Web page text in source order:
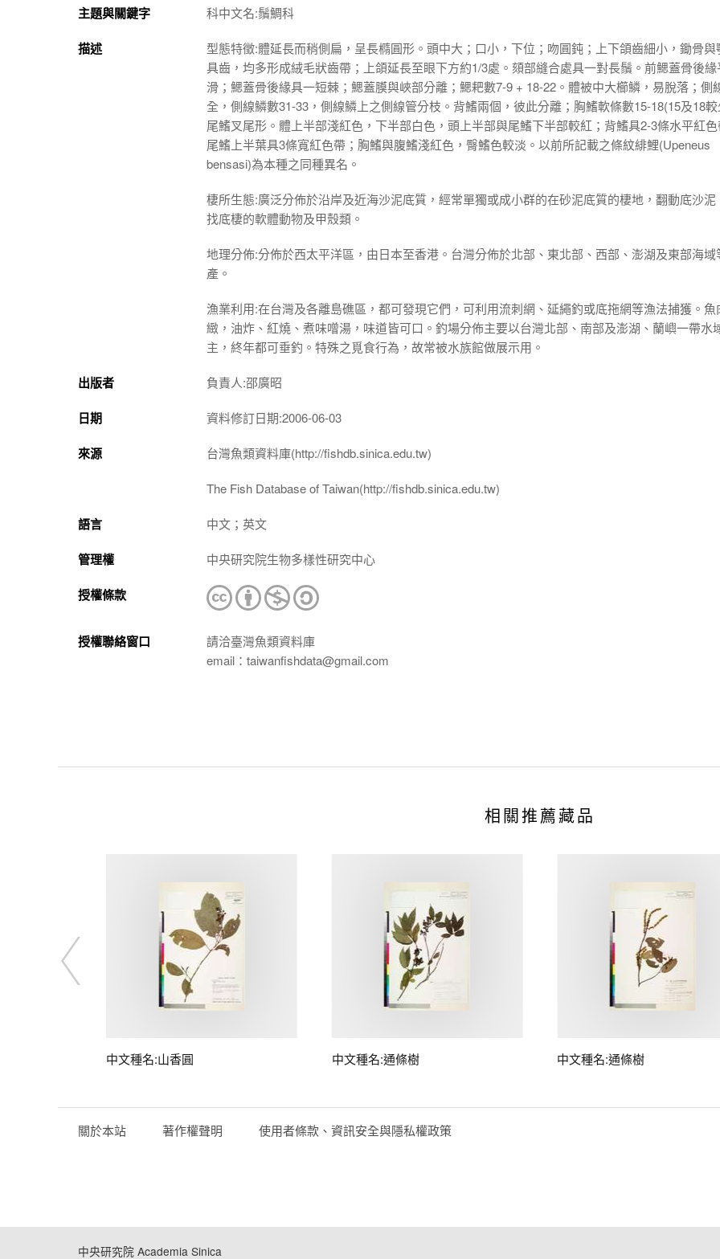
主題與關鍵字 科中文名:鬚鯛科
描述
型態特徵:體延長而稍側扁，呈長橢圓形。頭中大；口小，下位；吻圓鈍；上下頜齒細小，鋤骨與
具齒，均多形成絨毛狀齒帶；上頜延長至眼下方約1/3處。頦部縫合處具一對長鬚。前鰓蓋骨後緣
滑；鰓蓋骨後緣具一短棘；鰓蓋膜與峽部分離；鰓耙數7-9 + 18-22。體被中大櫛鱗，易脫落；側
全，側線鱗數31-33，側線鱗上之側線管分枝。背鰭兩個，彼此分離；胸鰭軟條數15-18(15及18較
尾鰭叉尾形。體上半部淺紅色，下半部白色，頭上半部與尾鰭下半部較紅；背鰭具2-3條水平紅色
尾鰭上半葉具3條寬紅色帶；胸鰭與腹鰭淺紅色，臀鰭色較淡。以前所記載之條紋緋鯉(Upeneus
bensasi)為本種之同種異名。
棲所生態:廣泛分佈於沿岸及近海沙泥底質，經常單獨或成小群的在砂泥底質的棲地，翻動底沙泥
找底棲的軟體動物及甲殼類。
地理分佈:分佈於西太平洋區，由日本至香港。台灣分佈於北部、東北部、西部、澎湖及東部海域
產。
漁業利用:在台灣及各離島礁區，都可發現它們，可利用流刺網、延繩釣或底拖網等漁法捕獲。魚
緻，油炸、紅燒、煮味噌湯，味道皆可口。釣場分佈主要以台灣北部、南部及澎湖、蘭嶼一帶水
主，終年都可垂釣。特殊之覓食行為，故常被水族館做展示用。
出版者 負責人:邵廣昭
日期 資料修訂日期:2006-06-03
來源 台灣魚類資料庫(http://fishdb.sinica.edu.tw)
The Fish Database of Taiwan(http://fishdb.sinica.edu.tw)
語言 中文；英文
管理權 中央研究院生物多樣性研究中心
授權條款
授權聯絡窗口
請洽臺灣魚類資料庫
email：taiwanfishdata@gmail.com
相關推薦藏品
中文種名:山香圓 中文種名:通條樹 中文種名:通條樹
關於本站 著作權聲明 使用者條款、資訊安全與隱私權政策
中央研究院 Academia Sinica